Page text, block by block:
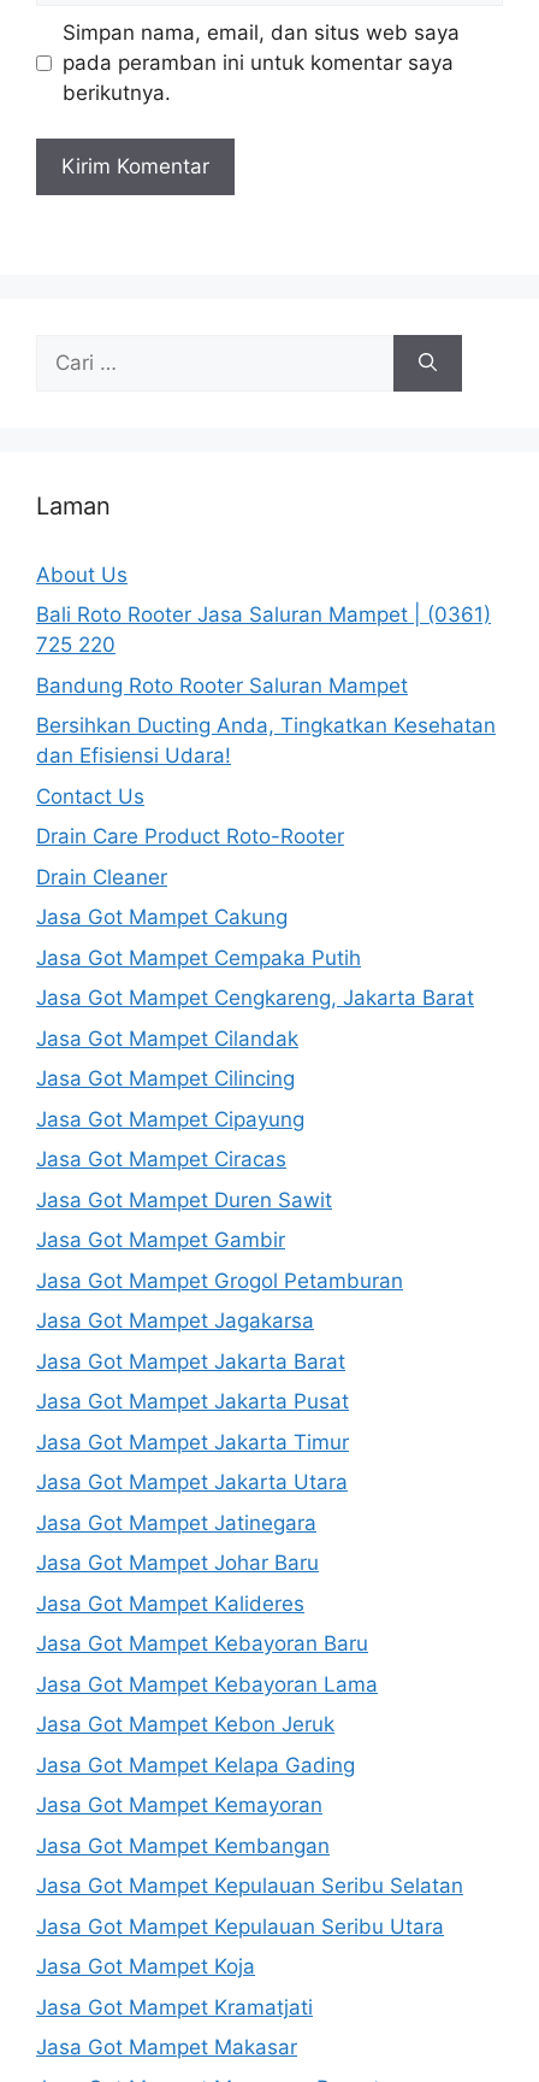
Simpan nama, email, dan situs web saya
pada peramban ini untuk komentar saya
berikutnya.
untuk:
Laman
About Us
Bali Roto Rooter Jasa Saluran Mampet | (0361)
725 220
Bandung Roto Rooter Saluran Mampet
Bersihkan Ducting Anda, Tingkatkan Kesehatan
dan Efisiensi Udara!
Contact Us
Drain Care Product Roto-Rooter
Drain Cleaner
Jasa Got Mampet Cakung
Jasa Got Mampet Cempaka Putih
Jasa Got Mampet Cengkareng, Jakarta Barat
Jasa Got Mampet Cilandak
Jasa Got Mampet Cilincing
Jasa Got Mampet Cipayung
Jasa Got Mampet Ciracas
Jasa Got Mampet Duren Sawit
Jasa Got Mampet Gambir
Jasa Got Mampet Grogol Petamburan
Jasa Got Mampet Jagakarsa
Jasa Got Mampet Jakarta Barat
Jasa Got Mampet Jakarta Pusat
Jasa Got Mampet Jakarta Timur
Jasa Got Mampet Jakarta Utara
Jasa Got Mampet Jatinegara
Jasa Got Mampet Johar Baru
Jasa Got Mampet Kalideres
Jasa Got Mampet Kebayoran Baru
Jasa Got Mampet Kebayoran Lama
Jasa Got Mampet Kebon Jeruk
Jasa Got Mampet Kelapa Gading
Jasa Got Mampet Kemayoran
Jasa Got Mampet Kembangan
Jasa Got Mampet Kepulauan Seribu Selatan
Jasa Got Mampet Kepulauan Seribu Utara
Jasa Got Mampet Koja
Jasa Got Mampet Kramatjati
Jasa Got Mampet Makasar